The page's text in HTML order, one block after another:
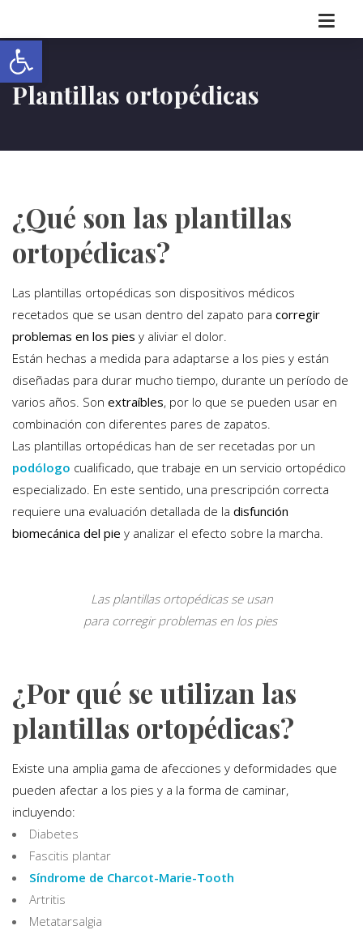
Abrir barra de herramientas
Plantillas ortopédicas
¿Qué son las plantillas
ortopédicas?
Las plantillas ortopédicas son dispositivos médicos
recetados que se usan dentro del zapato para corregir
problemas en los pies y aliviar el dolor.
Están hechas a medida para adaptarse a los pies y están
diseñadas para durar mucho tiempo, durante un período de
varios años. Son extraíbles, por lo que se pueden usar en
combinación con diferentes pares de zapatos.
Las plantillas ortopédicas han de ser recetadas por un
podólogo cualificado, que trabaje en un servicio ortopédico
especializado. En este sentido, una prescripción correcta
requiere una evaluación detallada de la disfunción
biomecánica del pie y analizar el efecto sobre la marcha.
Las plantillas ortopédicas se usan
para corregir problemas en los pies
¿Por qué se utilizan las
plantillas ortopédicas?
Existe una amplia gama de afecciones y deformidades que
pueden afectar a los pies y a la forma de caminar,
incluyendo:
Diabetes
Fascitis plantar
Síndrome de Charcot-Marie-Tooth
Artritis
Metatarsalgia